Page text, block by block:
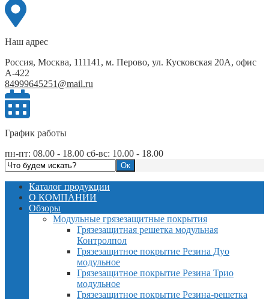
Наш адрес
Россия, Москва, 111141, м. Перово, ул. Кусковская 20А, офис
А-422
84999645251@mail.ru
График работы
пн-пт: 08.00 - 18.00 сб-вс: 10.00 - 18.00
Каталог продукции
О КОМПАНИИ
Обзоры
Модульные грязезащитные покрытия
Грязезащитная решетка модульная
Контролпол
Грязезащитное покрытие Резина Дуо
модульное
Грязезащитное покрытие Резина Трио
модульное
Грязезащитное покрытие Резина-решетка